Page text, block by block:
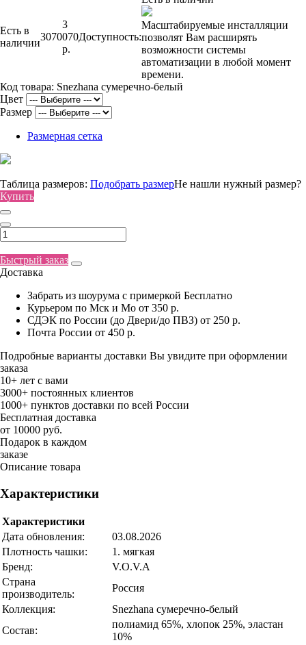
Есть в
наличии
3070
3
070
р.
Доступность:
Масштабируемые инсталляции
позволят Вам расширять
возможности системы
автоматизации в любой момент
времени.
Код товара: Snezhana сумеречно-белый
Цвет
Размер
Размерная сетка
Таблица размеров: Подобрать размерНе нашли нужный размер?
Купить
Быстрый заказ
Доставка
Забрать из шоурума с примеркой Бесплатно
Курьером по Мск и Мо от 350 р.
СДЭК по России (до Двери/до ПВЗ) от 250 р.
Почта России от 450 р.
Подробные варианты доставки Вы увидите при оформлении
заказа
10+ лет с вами
3000+ постоянных клиентов
1000+ пунктов доставки по всей России
Бесплатная доставка
от 10000 руб.
Подарок в каждом
заказе
Описание товара
Характеристики
Характеристики
Дата обновления:
03.08.2026
Плотность чашки:
1. мягкая
Бренд:
V.O.V.A
Страна
производитель:
Россия
Коллекция:
Snezhana сумеречно-белый
Состав:
полиамид 65%, хлопок 25%, эластан
10%